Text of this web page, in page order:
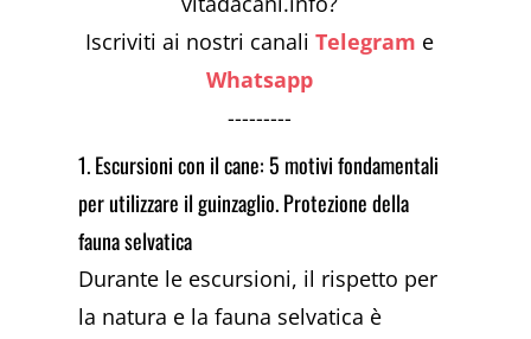
Iscriviti ai nostri canaliTelegram e
Whatsapp
---------
1. Escursioni con il cane: 5 motivi fondamentali
per utilizzare il guinzaglio. Protezione della
fauna selvatica
Durante le escursioni, il rispetto per
la natura e la fauna selvatica è